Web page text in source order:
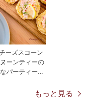
ーズスコーン
ーンティーの
パーティーの
みんな大好きもっと見る